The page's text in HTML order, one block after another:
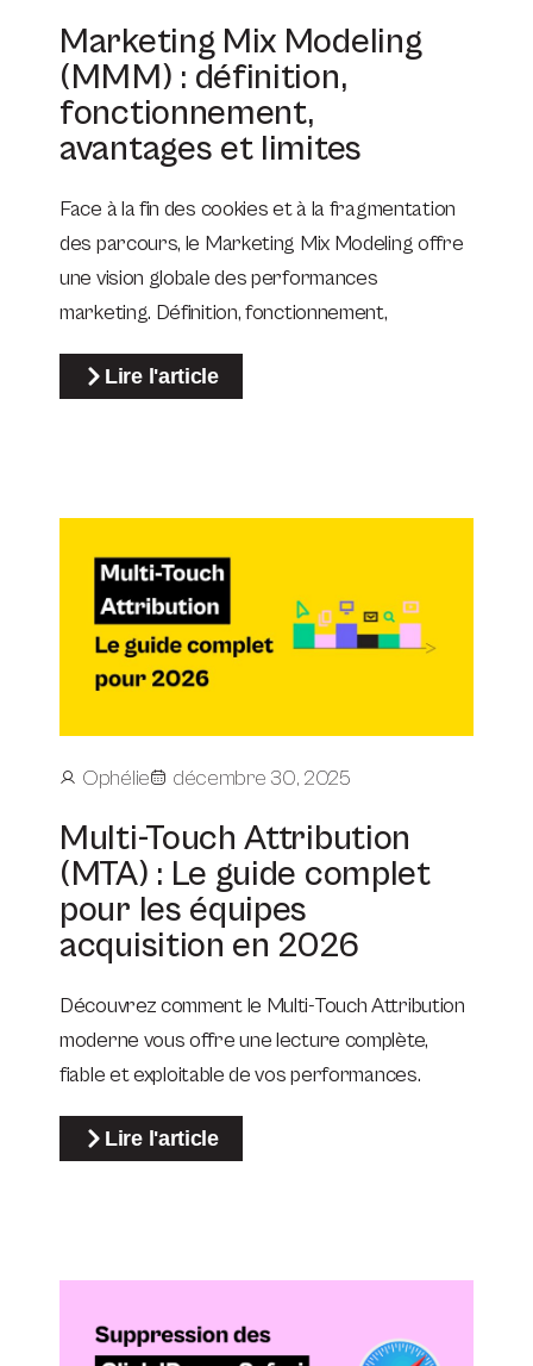
Marketing Mix Modeling
(MMM) : définition,
fonctionnement,
avantages et limites
Face à la fin des cookies et à la fragmentation
des parcours, le Marketing Mix Modeling offre
une vision globale des performances
marketing. Définition, fonctionnement,
Lire l'article
Ophélie décembre 30, 2025
Multi-Touch Attribution
(MTA) : Le guide complet
pour les équipes
acquisition en 2026
Découvrez comment le Multi-Touch Attribution
moderne vous offre une lecture complète,
fiable et exploitable de vos performances.
Lire l'article